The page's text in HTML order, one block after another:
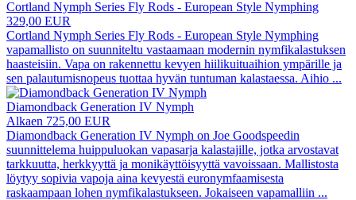
Cortland Nymph Series Fly Rods - European Style Nymphing
329,00 EUR
Cortland Nymph Series Fly Rods - European Style Nymphing
vapamallisto on suunniteltu vastaamaan modernin nymfikalastuksen
haasteisiin. Vapa on rakennettu kevyen hiilikuituaihion ympärille ja
sen palautumisnopeus tuottaa hyvän tuntuman kalastaessa. Aihio ...
Diamondback Generation IV Nymph
Alkaen 725,00 EUR
Diamondback Generation IV Nymph on Joe Goodspeedin
suunnittelema huippuluokan vapasarja kalastajille, jotka arvostavat
tarkkuutta, herkkyyttä ja monikäyttöisyyttä vavoissaan. Mallistosta
löytyy sopivia vapoja aina kevyestä euronymfaamisesta
raskaampaan lohen nymfikalastukseen. Jokaiseen vapamalliin ...